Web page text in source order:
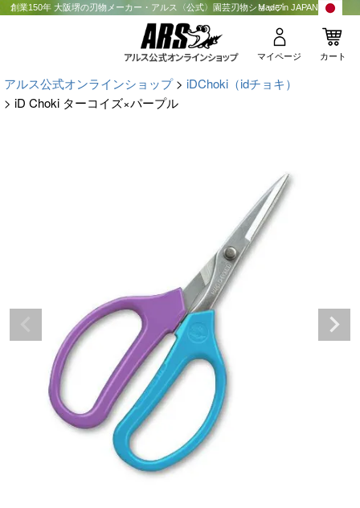
創業150年 大阪堺の刃物メーカー・アルス〈公式〉園芸刃物ショップMade in JAPAN
マイページ カート
アルス公式オンラインショップ
iDChoki（idチョキ）
iD Choki ターコイズ×パープル